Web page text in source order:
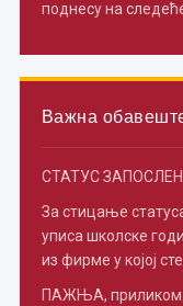
поднесу на
Важна
СТАТУС
За стицање
уписа школске
из фирме у којој
ПАЖЊА, приликом